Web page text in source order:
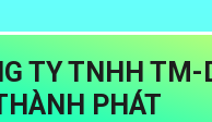
TY TNHH TM-
PHÁT